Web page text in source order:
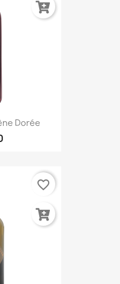
Dorée
favorite_border